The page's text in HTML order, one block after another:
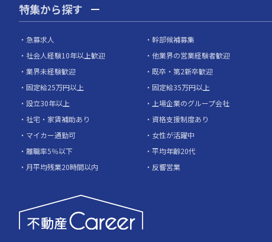
特集から探す
急募求人 幹部候補募集
社会人経験10年以上歓迎
他業界の営業経験者歓迎
業界未経験歓迎
既卒・第2新卒歓迎
固定給25万円以上
固定給35万円以上
設立30年以上
上場企業のグループ会社
社宅・家賃補助あり
資格支援制度あり
マイカー通勤可
女性が活躍中
離職率5％以下
平均年齢20代
月平均残業20時間以内
反響営業